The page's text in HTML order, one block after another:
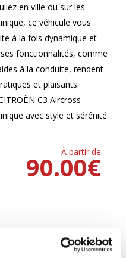
en ville ou sur les
ce véhicule vous
à la fois dynamique et
fonctionnalités, comme
à la conduite, rendent
et plaisants.
C3 Aircross
avec style et sérénité.
À partir de
€
90.00
AUTOMATIQUE